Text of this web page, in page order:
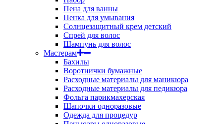
Пена для ванны
Пенка для умывания
Солнцезащитный крем детский
Спрей для волос
Шампунь для волос
Мастерам
Бахилы
Воротнички бумажные
Расходные материалы для маникюра
Расходные материалы для педикюра
Фольга парикмахерская
Шапочки одноразовые
Одежда для процедур